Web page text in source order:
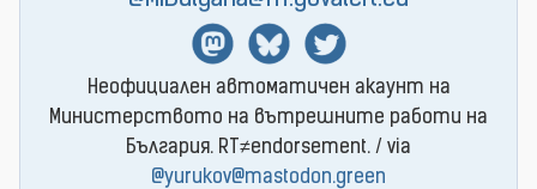
MastodonBlueSkyTwitter
Неофициален автоматичен акаунт на
Министерството на вътрешните работи на
България. RT≠endorsement. / via
@yurukov@mastodon.green